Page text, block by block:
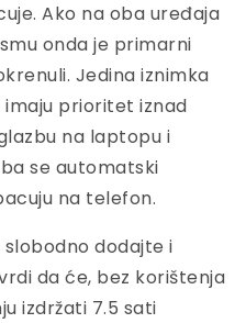
Ako na oba uređaja
onda je primarni
Jedina iznimka
imaju prioritet iznad
na laptopu i
se automatski
na telefon.
dodajte i
da će, bez korištenja
izdržati 7.5 sati